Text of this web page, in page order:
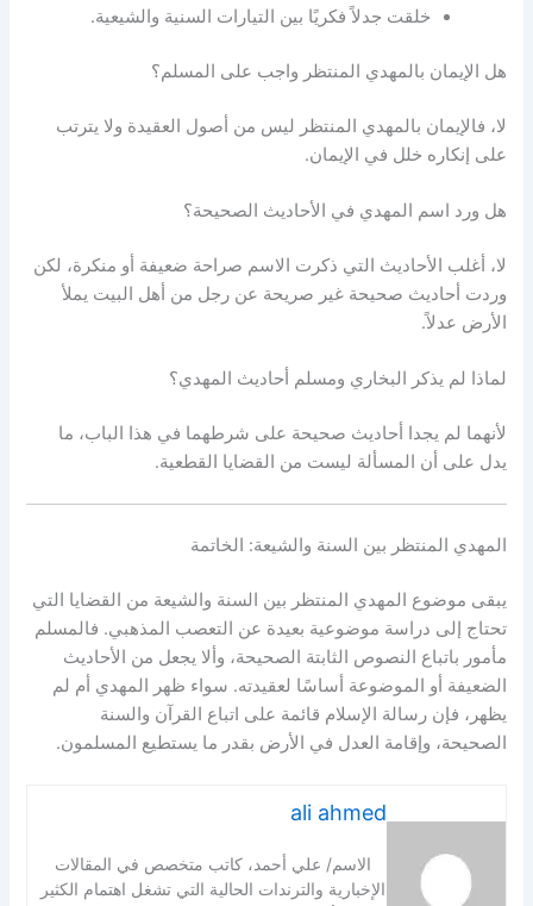
خلقت جدلاً فكريًا بين التيارات السنية والشيعية.
هل الإيمان بالمهدي المنتظر واجب على المسلم؟
لا، فالإيمان بالمهدي المنتظر ليس من أصول العقيدة ولا يترتب
على إنكاره خلل في الإيمان.
هل ورد اسم المهدي في الأحاديث الصحيحة؟
لا، أغلب الأحاديث التي ذكرت الاسم صراحة ضعيفة أو منكرة، لكن
وردت أحاديث صحيحة غير صريحة عن رجل من أهل البيت يملأ
الأرض عدلاً.
لماذا لم يذكر البخاري ومسلم أحاديث المهدي؟
لأنهما لم يجدا أحاديث صحيحة على شرطهما في هذا الباب، ما
يدل على أن المسألة ليست من القضايا القطعية.
المهدي المنتظر بين السنة والشيعة: الخاتمة
يبقى موضوع المهدي المنتظر بين السنة والشيعة من القضايا التي
تحتاج إلى دراسة موضوعية بعيدة عن التعصب المذهبي. فالمسلم
مأمور باتباع النصوص الثابتة الصحيحة، وألا يجعل من الأحاديث
الضعيفة أو الموضوعة أساسًا لعقيدته. سواء ظهر المهدي أم لم
يظهر، فإن رسالة الإسلام قائمة على اتباع القرآن والسنة
الصحيحة، وإقامة العدل في الأرض بقدر ما يستطيع المسلمون.
ali ahmed
الاسم/ علي أحمد، كاتب متخصص في المقالات
الإخبارية والترندات الحالية التي تشغل اهتمام الكثير